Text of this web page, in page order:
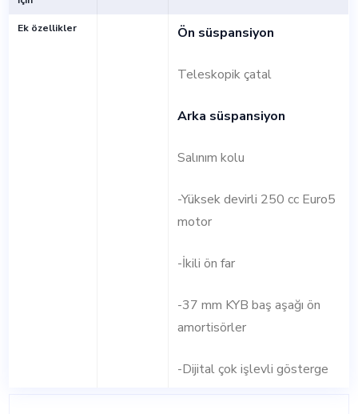
Ek özellikler Ön süspansiyon
Teleskopik çatal
Arka süspansiyon
Salınım kolu
-Yüksek devirli 250 cc Euro5
motor
-İkili ön far
-37 mm KYB baş aşağı ön
amortisörler
-Dijital çok işlevli gösterge